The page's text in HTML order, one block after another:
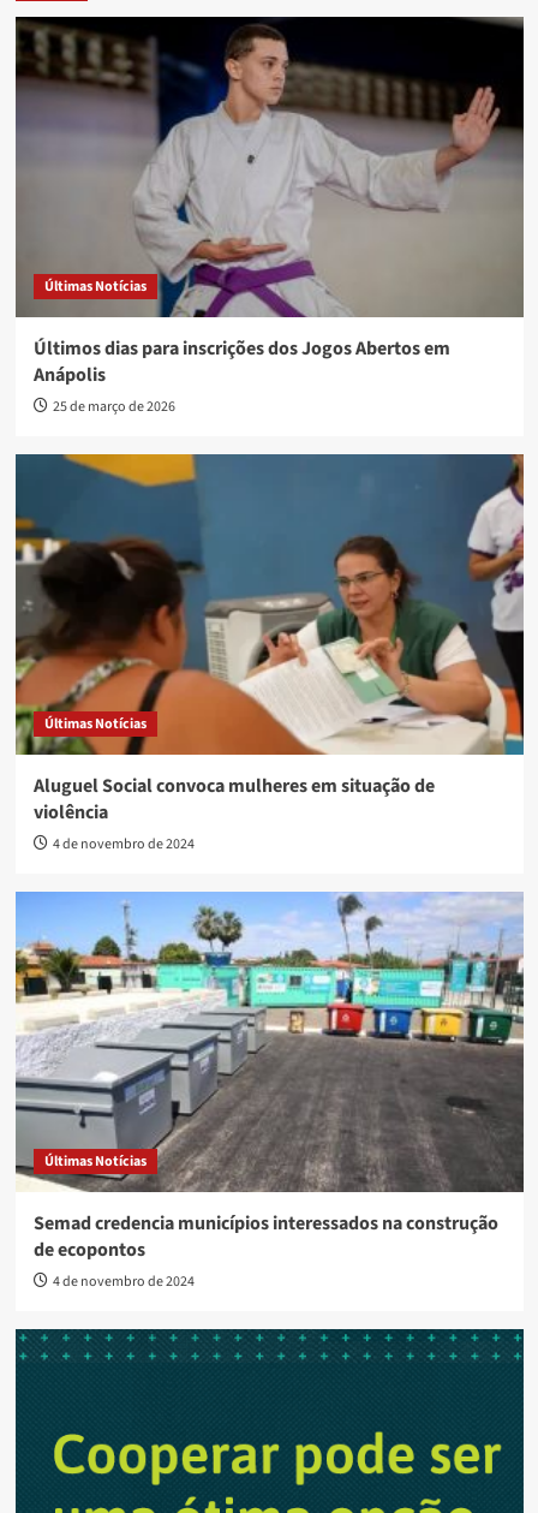
Últimas Notícias
Últimos dias para inscrições dos Jogos Abertos em
Anápolis
25 de março de 2026
Últimas Notícias
Aluguel Social convoca mulheres em situação de
violência
4 de novembro de 2024
Últimas Notícias
Semad credencia municípios interessados na construção
de ecopontos
4 de novembro de 2024